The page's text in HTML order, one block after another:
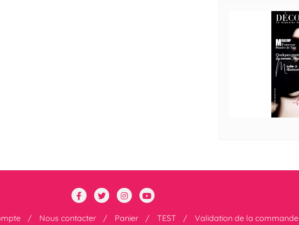
Nous contacter Panier TEST Validation de la commande